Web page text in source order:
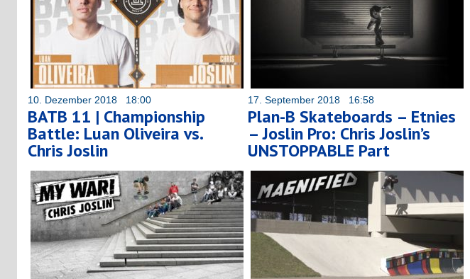
10. Dezember 2018 18:00
BATB 11 | Championship
Battle: Luan Oliveira vs.
Chris Joslin
17. September 2018 16:58
Plan-B Skateboards – Etnies
– Joslin Pro: Chris Joslin’s
UNSTOPPABLE Part